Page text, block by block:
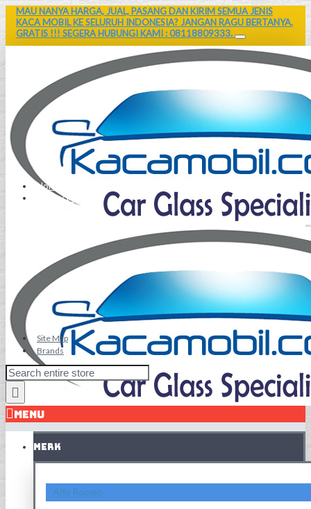
MAU NANYA HARGA, JUAL, PASANG DAN KIRIM SEMUA JENIS
KACA MOBIL KE SELURUH INDONESIA? JANGAN RAGU BERTANYA.
GRATIS !!! SEGERA HUBUNGI KAMI : 08118809333.
Home
Contact Us
Site Map
Brands
MENU
MERK
Alfa Romeo